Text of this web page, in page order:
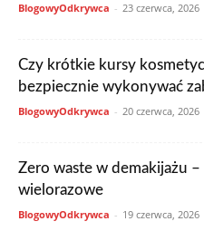
BlogowyOdkrywca - 23 czerwca, 2026
Czy krótkie kursy
bezpiecznie wykonywać
BlogowyOdkrywca - 20 czerwca, 2026
Zero waste w demakijażu –
wielorazowe
BlogowyOdkrywca - 19 czerwca, 2026